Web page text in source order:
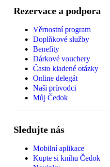
Rezervace a podpora
Věrnostní program
Doplňkové služby
Benefity
Dárkové vouchery
Často kladené otázky
Online delegát
Naši průvodci
Můj Čedok
Sledujte nás
Mobilní aplikace
Kupte si knihu Čedok